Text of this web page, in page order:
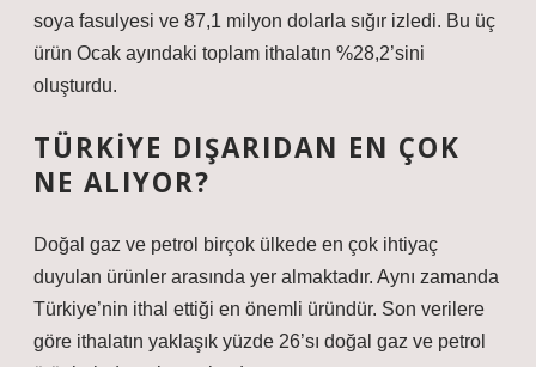
soya fasulyesi ve 87,1 milyon dolarla sığır izledi. Bu üç
ürün Ocak ayındaki toplam ithalatın %28,2’sini
oluşturdu.
TÜRKIYE DIŞARIDAN EN ÇOK
NE ALIYOR?
Doğal gaz ve petrol birçok ülkede en çok ihtiyaç
duyulan ürünler arasında yer almaktadır. Aynı zamanda
Türkiye’nin ithal ettiği en önemli üründür. Son verilere
göre ithalatın yaklaşık yüzde 26’sı doğal gaz ve petrol